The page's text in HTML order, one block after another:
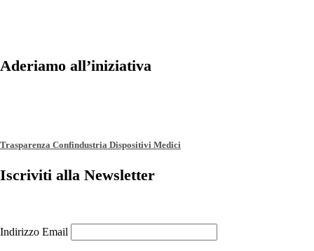
Aderiamo all’iniziativa
Trasparenza Confindustria Dispositivi Medici
Iscriviti alla Newsletter
Indirizzo Email